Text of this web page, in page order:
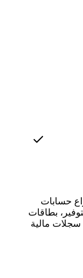
حسابات
بطاقات
سجلات مالية